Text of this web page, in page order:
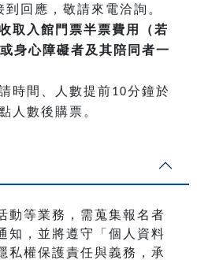
回應，敬請來電洽詢。
取入館門票半票費用（若
身心障礙者及其陪同者一
時間、人數提前10分鐘於
人數後購票。
動等業務，需蒐集報名者
知，並將遵守「個人資料
私權保護責任與義務，承